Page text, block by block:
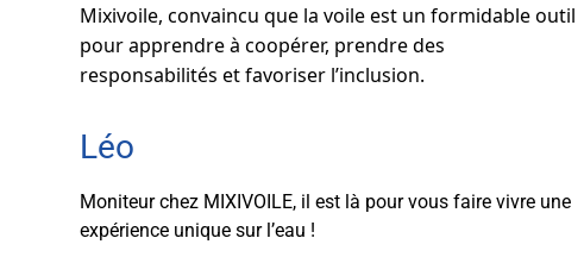
Mixivoile, convaincu que la voile est un formidable outil
pour apprendre à coopérer, prendre des
responsabilités et favoriser l’inclusion.
Léo​
Moniteur chez MIXIVOILE, il est là pour vous faire vivre une
expérience unique sur l’eau !